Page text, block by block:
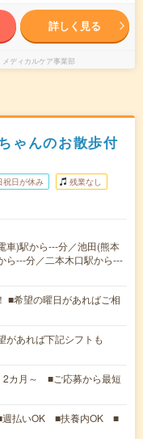
詳しく見る
ディカルケア事業部
ゃんのお散歩付
祝日が休み 残業なし
車)駅から---分／池田(熊本
ら---分／二本木口駅から---
■希望の曜日があればご相
があれば下記シフトも
2カ月～ ■ご応募から最短
週払いOK ■扶養内OK ■